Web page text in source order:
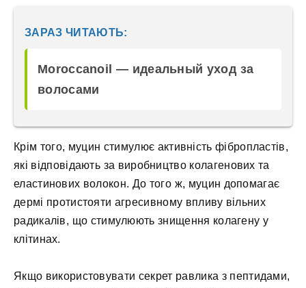
ЗАРАЗ ЧИТАЮТЬ:
Moroccanoil — идеальный уход за
волосами
Крім того, муцин стимулює активність фібропластів,
які відповідають за виробництво колагенових та
еластинових волокон. До того ж, муцин допомагає
дермі протистояти агресивному впливу вільних
радикалів, що стимулюють знищення колагену у
клітинах.
Якщо використовувати секрет равлика з пептидами,